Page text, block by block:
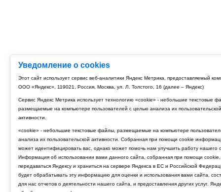
Уведомление о cookies
Этот сайт использует сервис веб-аналитики Яндекс Метрика, предоставляемый
ООО «Яндекс», 119021, Россия, Москва, ул. Л. Толстого, 16 (далее – Яндекс)
Сервис Яндекс Метрика использует технологию «cookie» - небольшие текстовые
размещаемые на компьютере пользователей с целью анализа их пользовательской
активности.
«cookie» - небольшие текстовые файлы, размещаемые на компьютере
анализа их пользовательской активности. Собранная при помощи cookie
может идентифицировать вас, однако может помочь нам улучшить работу нашего
Информация об использовании вами данного сайта, собранная при помощи cookie,
передаваться Яндексу и храниться на сервере Яндекса в ЕС и Российской
будет обрабатывать эту информацию для оценки и использования вами сайта,
для нас отчетов о деятельности нашего сайта, и предоставления других услуг.